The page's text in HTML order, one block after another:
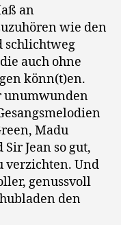
an
wie den
schlichtweg
auch ohne
könn(t)en.
unumwunden
Madu
Jean so gut,
verzichten. Und
genussvoll
den